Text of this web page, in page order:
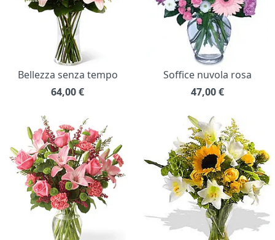
Bellezza senza tempo
64,00€
Soffice nuvola rosa
47,00€